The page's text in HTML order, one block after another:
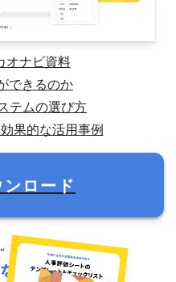
オナビ資料
できるのか
テムの選び方
果的な活用事例
ロード